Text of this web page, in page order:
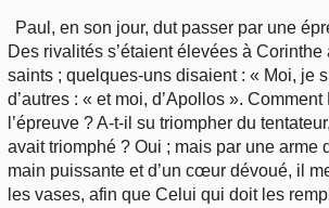
Paul, en son jour, dut passer par une
Des rivalités s’étaient élevées à
saints ; quelques-uns disaient : « Moi, je
d’autres : « et moi, d’Apollos ».
l’épreuve ? A-t-il su triompher du
avait triomphé ? Oui ; mais par une arme
main puissante et d’un cœur dévoué, il
les vases, afin que Celui qui doit les